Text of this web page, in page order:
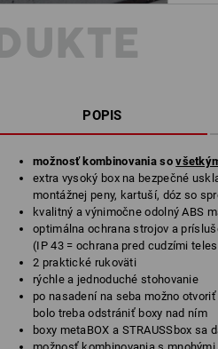
POPIS
možnosť kombinovania so
extra vysoký box na bezpečné
montážnej peny, kartuší, dóz so
kvalitný a výnimočne odolný ABS
optimálna ochrana strojov a
(IP 43 = ochrana pred cudzími
2 praktické rukoväti
rýchle a jednoduché stohovanie
po nasadení na seba možno
bolo treba odstrániť boxy nad ním
boxy metaBOX a STRAUSSbox sa